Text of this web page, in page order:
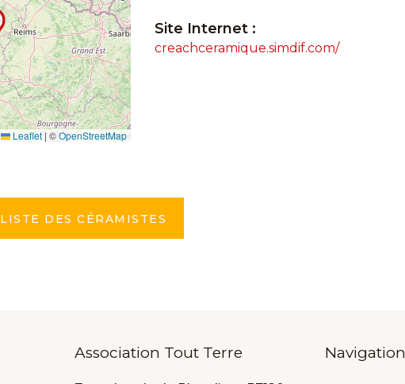
Leaflet|©OpenStreetMap
Site Internet :
creachceramique.simdif.com/
LISTE DES CÉRAMISTES
Association Tout Terre Navigation